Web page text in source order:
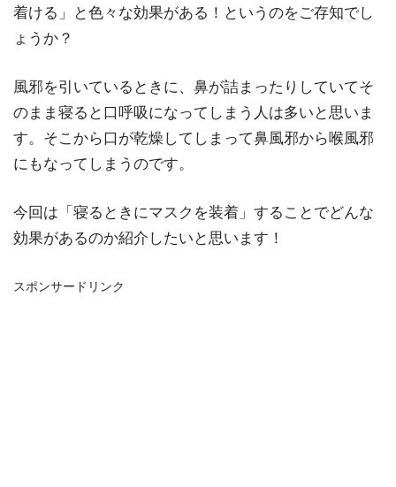
着ける」と色々な効果がある！というのをご存知でし
ょうか？
風邪を引いているときに、鼻が詰まったりしていてそ
のまま寝ると口呼吸になってしまう人は多いと思いま
す。そこから口が乾燥してしまって鼻風邪から喉風邪
にもなってしまうのです。
今回は「寝るときにマスクを装着」することでどんな
効果があるのか紹介したいと思います！
スポンサードリンク